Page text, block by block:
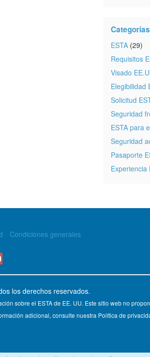
Categorías
ESTA (29)
Requisitos
Visado
Elegibilidad
Solicitud
Seguridad
ESTA para
Seguridad
Pasaporte
Experiencia
Condiciones generales
los derechos reservados.
sobre el ESTA de EE. UU. Este sitio web no
adicional, consulte nuestra Política de